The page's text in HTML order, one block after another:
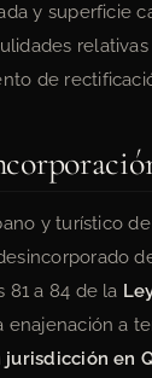
y superficie
de
y turístico
a 84 de la
a
en